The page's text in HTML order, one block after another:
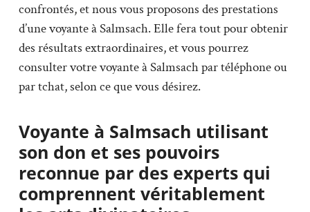
confrontés, et nous vous proposons des prestations
d’une voyante à Salmsach. Elle fera tout pour obtenir
des résultats extraordinaires, et vous pourrez
consulter votre voyante à Salmsach par téléphone ou
par tchat, selon ce que vous désirez.
Voyante à Salmsach utilisant
son don et ses pouvoirs
reconnue par des experts qui
comprennent véritablement